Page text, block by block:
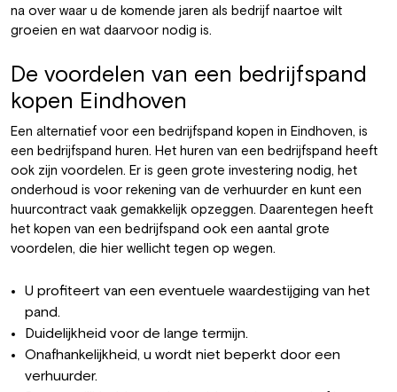
na over waar u de komende jaren als bedrijf naartoe wilt
groeien en wat daarvoor nodig is.
De voordelen van een bedrijfspand
kopen Eindhoven
Een alternatief voor een bedrijfspand kopen in Eindhoven, is
een bedrijfspand huren. Het huren van een bedrijfspand heeft
ook zijn voordelen. Er is geen grote investering nodig, het
onderhoud is voor rekening van de verhuurder en kunt een
huurcontract vaak gemakkelijk opzeggen. Daarentegen heeft
het kopen van een bedrijfspand ook een aantal grote
voordelen, die hier wellicht tegen op wegen.
U profiteert van een eventuele waardestijging van het
pand.
Duidelijkheid voor de lange termijn.
Onafhankelijkheid, u wordt niet beperkt door een
verhuurder.